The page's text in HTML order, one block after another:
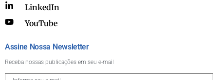
LinkedIn
YouTube
Assine Nossa Newsletter
Receba nossas publicações em seu e-mail